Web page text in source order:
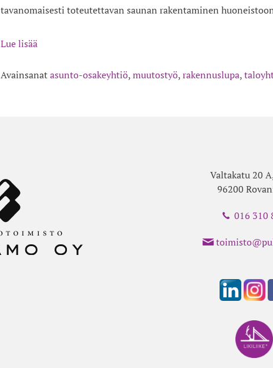
tavanomaisesti toteutettavan saunan rakentaminen
Lue lisää
Avainsanatasunto-osakeyhtiö,muutostyö,rakennuslupa,
Valtakatu 20
96200
016 310